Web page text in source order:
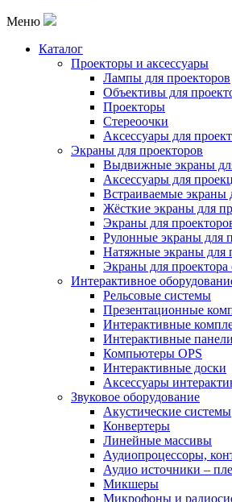
Меню
Каталог
Проекторы и аксессуары
Лампы для проекторов
Объективы для
Проекторы
Стереоочки
Аксессуары для
Экраны для проекторов
Выдвижные экраны
Аксессуары для
Встраиваемые экраны
Жёсткие экраны для
Экраны для
Рулонные экраны для
Натяжные экраны для
Экраны для проектора
Интерактивное
Рельсовые системы
Презентационные
Интерактивные
Интерактивные панели
Компьютеры OPS
Интерактивные доски
Аксессуары
Звуковое оборудование
Акустические системы
Конвертеры
Линейные массивы
Аудиопроцессоры,
Аудио источники –
Микшеры
Микрофоны и